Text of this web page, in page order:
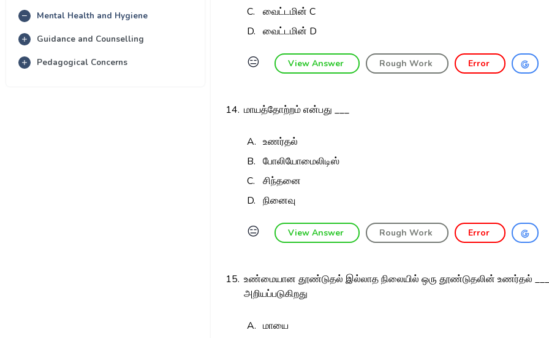
Mental Health and Hygiene
Guidance and Counselling
Pedagogical Concerns
C.
வைட்டமின் C
D.
வைட்டமின் D
😑 View Answer Rough Work Error
14. மாயத்தோற்றம் என்பது ___
A. உணர்தல்
B.
போலியோமைலிடிஸ்
C.
சிந்தனை
D.
நினைவு
😑 View Answer Rough Work Error
15. உண்மையான தூண்டுதல் இல்லாத நிலையில் ஒரு தூண்டுதலின் உணர்தல்
அறியப்படுகிறது
A. மாயை